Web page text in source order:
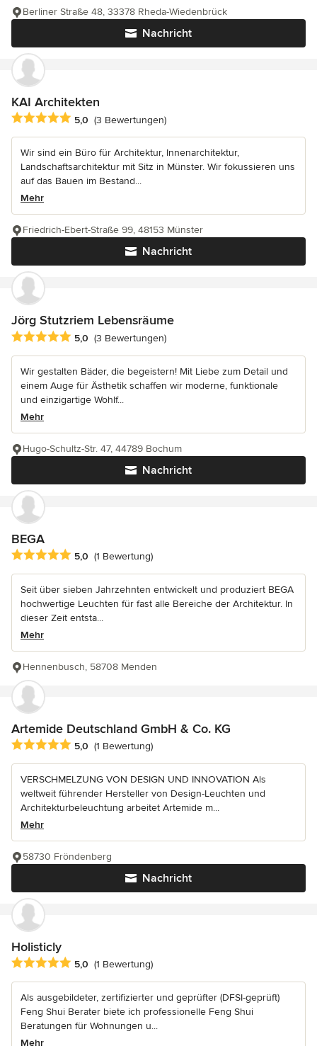
Nachricht
Berliner Straße 48, 33378 Rheda-Wiedenbrück
KAI Architekten
Durchschnittliche Bewertung: 5 von 5 Sternen
5,0 (3 Bewertungen)
Wir sind ein Büro für Architektur, Innenarchitektur,
Landschaftsarchitektur mit Sitz in Münster. Wir fokussieren uns
auf das Bauen im Bestand...
Mehr
Nachricht
Friedrich-Ebert-Straße 99, 48153 Münster
Jörg Stutzriem Lebensräume
Durchschnittliche Bewertung: 5 von 5 Sternen
5,0 (3 Bewertungen)
Wir gestalten Bäder, die begeistern! Mit Liebe zum Detail und
einem Auge für Ästhetik schaffen wir moderne, funktionale
und einzigartige Wohlf...
Mehr
Nachricht
Hugo-Schultz-Str. 47, 44789 Bochum
BEGA
Durchschnittliche Bewertung: 5 von 5 Sternen
5,0 (1 Bewertung)
Seit über sieben Jahrzehnten entwickelt und produziert BEGA
hochwertige Leuchten für fast alle Bereiche der Architektur. In
dieser Zeit entsta...
Mehr
Hennenbusch, 58708 Menden
Artemide Deutschland GmbH & Co. KG
Durchschnittliche Bewertung: 5 von 5 Sternen
5,0 (1 Bewertung)
VERSCHMELZUNG VON DESIGN UND INNOVATION Als
weltweit führender Hersteller von Design-Leuchten und
Architekturbeleuchtung arbeitet Artemide m...
Mehr
Nachricht
58730 Fröndenberg
Holisticly
Durchschnittliche Bewertung: 5 von 5 Sternen
5,0 (1 Bewertung)
Als ausgebildeter, zertifizierter und geprüfter (DFSI-geprüft)
Feng Shui Berater biete ich professionelle Feng Shui
Beratungen für Wohnungen u...
Mehr